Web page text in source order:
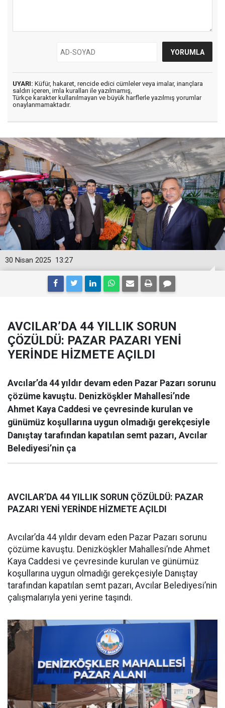
UYARI: Küfür, hakaret, rencide edici cümleler veya imalar, inançlara
saldırı içeren, imla kuralları ile yazılmamış,
Türkçe karakter kullanılmayan ve büyük harflerle yazılmış yorumlar
onaylanmamaktadır.
13:27
30 Nisan 2025
AVCILAR’DA 44 YILLIK SORUN
ÇÖZÜLDÜ: PAZAR PAZARI YENİ
YERİNDE HİZMETE AÇILDI
Avcılar’da 44 yıldır devam eden Pazar Pazarı sorunu
çözüme kavuştu. Denizköşkler Mahallesi’nde
Ahmet Kaya Caddesi ve çevresinde kurulan ve
günümüz koşullarına uygun olmadığı gerekçesiyle
Danıştay tarafından kapatılan semt pazarı, Avcılar
Belediyesi’nin ça
AVCILAR’DA 44 YILLIK SORUN ÇÖZÜLDÜ: PAZAR
PAZARI YENİ YERİNDE HİZMETE AÇILDI
Avcılar’da 44 yıldır devam eden Pazar Pazarı sorunu
çözüme kavuştu. Denizköşkler Mahallesi’nde Ahmet
Kaya Caddesi ve çevresinde kurulan ve günümüz
koşullarına uygun olmadığı gerekçesiyle Danıştay
tarafından kapatılan semt pazarı, Avcılar Belediyesi’nin
çalışmalarıyla yeni yerine taşındı.